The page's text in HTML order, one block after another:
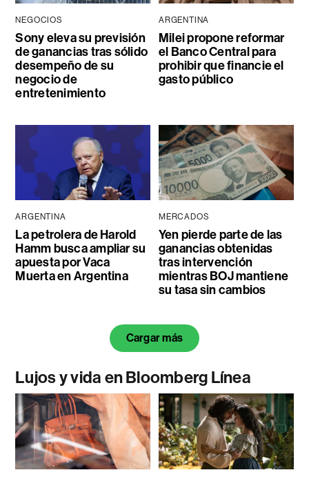
NEGOCIOS
Sony eleva su previsión
de ganancias tras sólido
desempeño de su
negocio de
entretenimiento
ARGENTINA
Milei propone reformar
el Banco Central para
prohibir que financie el
gasto público
ARGENTINA
La petrolera de Harold
Hamm busca ampliar su
apuesta por Vaca
Muerta en Argentina
MERCADOS
Yen pierde parte de las
ganancias obtenidas
tras intervención
mientras BOJ mantiene
su tasa sin cambios
Cargar más
Lujos y vida en Bloomberg Línea